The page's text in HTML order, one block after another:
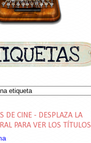
DE CINE - DESPLAZA LA
PARA VER LOS TÍTULOS